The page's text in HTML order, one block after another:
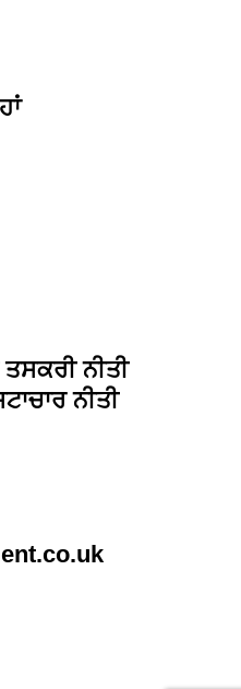
ਨੀਤੀ
ਨੀਤੀ